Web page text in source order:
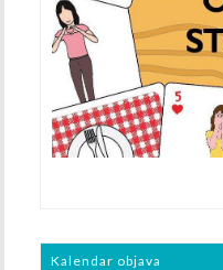
Kalendar objava